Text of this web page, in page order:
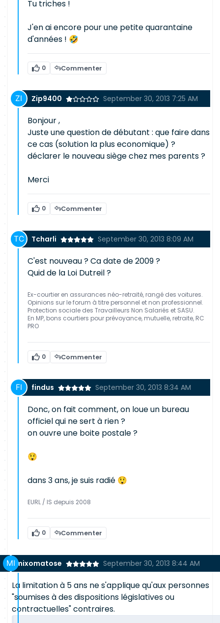
Tu triches !
J'en ai encore pour une petite quarantaine
d'années ! 🤣
0 Commenter
Zip9400 September 30, 2013 7:25 AM
Bonjour ,
Juste une question de débutant : que faire dans
ce cas (solution la plus economique) ?
déclarer le nouveau siège chez mes parents ?
Merci
0 Commenter
Tcharli September 30, 2013 8:09 AM
C'est nouveau ? Ca date de 2009 ?
Quid de la Loi Dutreil ?
Ex-courtier en assurances néo-retraité, rangé des voitures.
Opinions sur le forum à titre personnel et non professionnel.
Protection sociale des Travailleurs Non Salariés et SASU.
En MP, bons courtiers pour prévoyance, mutuelle, retraite, RC
PRO
0 Commenter
findus September 30, 2013 8:34 AM
Donc, on fait comment, on loue un bureau
officiel qui ne sert à rien ?
on ouvre une boite postale ?
😲
dans 3 ans, je suis radié 😲
EURL / IS depuis 2008
0 Commenter
mixomatose September 30, 2013 8:44 AM
La limitation à 5 ans ne s'applique qu'aux personnes
"soumises à des dispositions législatives ou
contractuelles" contraires.